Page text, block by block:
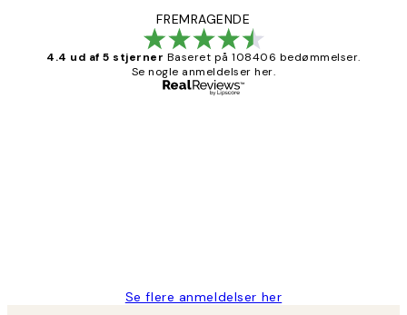
FREMRAGENDE
4.4 ud af 5 stjerner Baseret på 108406 bedømmelser.
Se nogle anmeldelser her.
Se flere anmeldelser her